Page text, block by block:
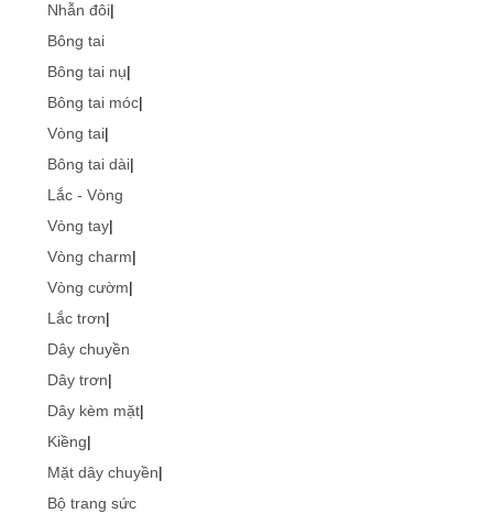
Nhẫn đôi|
Bông tai
Bông tai nụ|
Bông tai móc|
Vòng tai|
Bông tai dài|
Lắc - Vòng
Vòng tay|
Vòng charm|
Vòng cườm|
Lắc trơn|
Dây chuyền
Dây trơn|
Dây kèm mặt|
Kiềng|
Mặt dây chuyền|
Bộ trang sức